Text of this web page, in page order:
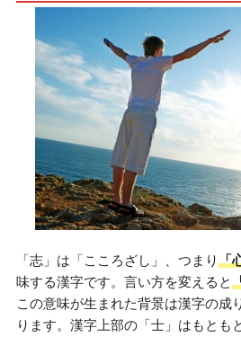
「志」は「こころざし」、つまり「
味する漢字です。言い方を変えると
この意味が生まれた背景は漢字の成
ります。漢字上部の「士」はもとも